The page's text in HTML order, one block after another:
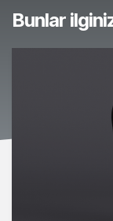
Bunlar